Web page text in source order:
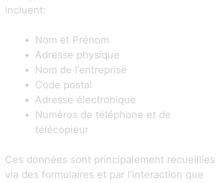
incluent:
Nom et Prénom
Adresse physique
Nom de l’entreprise
Code postal
Adresse électronique
Numéros de téléphone et de
télécopieur
Ces données sont principalement recueillies
via des formulaires et par l’interaction que